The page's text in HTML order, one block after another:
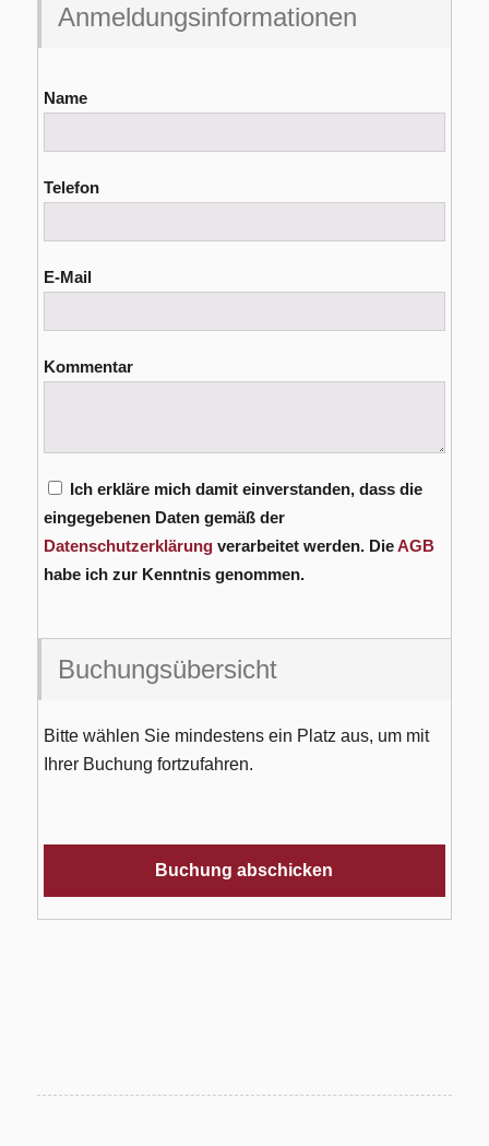
Anmeldungsinformationen
Name
Telefon
E-Mail
Kommentar
Ich erkläre mich damit einverstanden, dass die
eingegebenen Daten gemäß der
Datenschutzerklärungverarbeitet werden. DieAGB
habe ich zur Kenntnis genommen.
Buchungsübersicht
Bitte wählen Sie mindestens ein Platz aus, um mit
Ihrer Buchung fortzufahren.